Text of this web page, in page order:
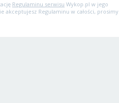
Regulaminu serwisu Wykop.pl w jego
akceptujesz Regulaminu w całości, prosimy